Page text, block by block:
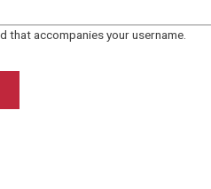
that accompanies your username.